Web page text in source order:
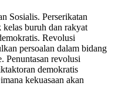
Sosialis. Perserikatan
kelas buruh dan rakyat
Revolusi
persoalan dalam bidang
Penuntasan revolusi
demokratis
kekuasaan akan